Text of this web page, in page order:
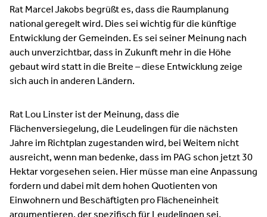
Rat Marcel Jakobs begrüßt es, dass die Raumplanung
national geregelt wird. Dies sei wichtig für die künftige
Entwicklung der Gemeinden. Es sei seiner Meinung nach
auch unverzichtbar, dass in Zukunft mehr in die Höhe
gebaut wird statt in die Breite – diese Entwicklung zeige
sich auch in anderen Ländern.
Rat Lou Linster ist der Meinung, dass die
Flächenversiegelung, die Leudelingen für die nächsten
Jahre im Richtplan zugestanden wird, bei Weitem nicht
ausreicht, wenn man bedenke, dass im PAG schon jetzt 30
Hektar vorgesehen seien. Hier müsse man eine Anpassung
fordern und dabei mit dem hohen Quotienten von
Einwohnern und Beschäftigten pro Flächeneinheit